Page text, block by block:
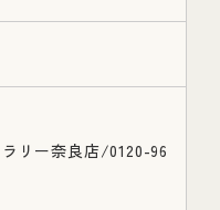
リー奈良店/0120-96